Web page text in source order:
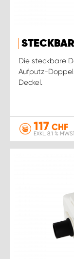
Die steckbare
Aufputz-
Deckel.
117 CHF
EXKL. 8.1 %